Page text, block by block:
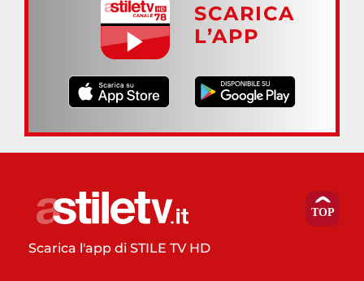
SCARICA
L’APP
Scarica l'app di STILE TV HD